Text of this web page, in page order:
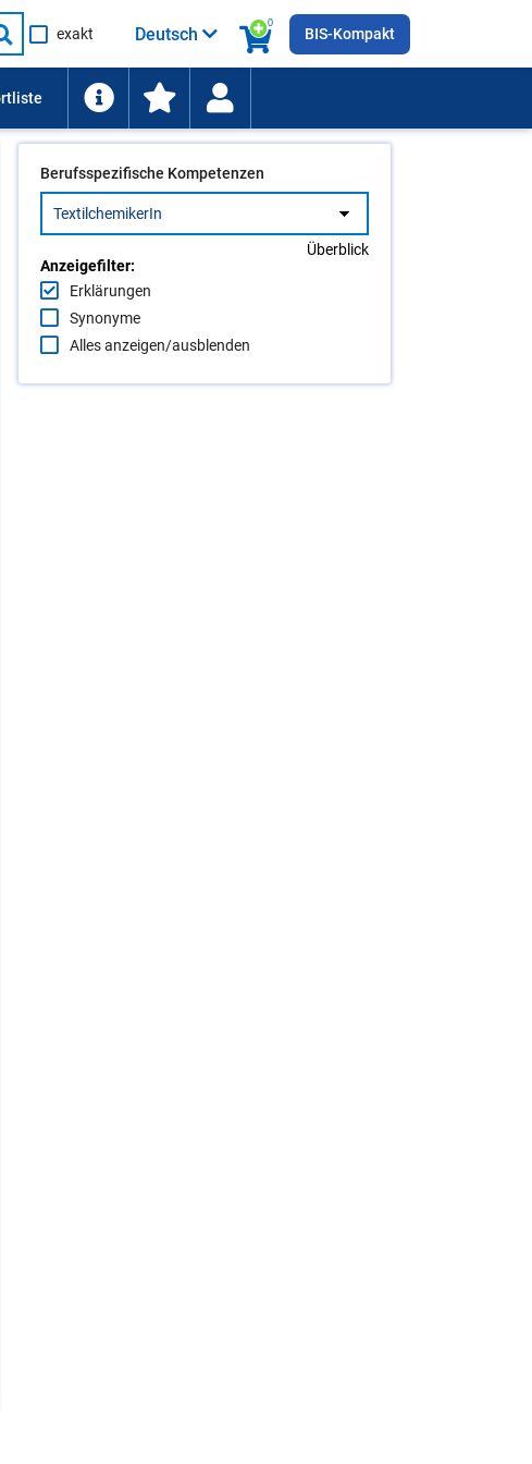
Suche
starten
exakt
0
Deutsch BIS-Kompakt
Berufsspezifische Kompetenzen
Überblick
Anzeigefilter:
Erklärungen
Synonyme
Alles anzeigen/ausblenden